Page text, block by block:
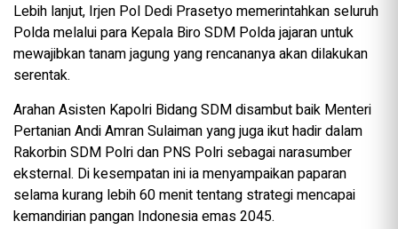
Lebih lanjut, Irjen Pol Dedi Prasetyo memerintahkan seluruh
Polda melalui para Kepala Biro SDM Polda jajaran untuk
mewajibkan tanam jagung yang rencananya akan dilakukan
serentak.
Arahan Asisten Kapolri Bidang SDM disambut baik Menteri
Pertanian Andi Amran Sulaiman yang juga ikut hadir dalam
Rakorbin SDM Polri dan PNS Polri sebagai narasumber
eksternal. Di kesempatan ini ia menyampaikan paparan
selama kurang lebih 60 menit tentang strategi mencapai
kemandirian pangan Indonesia emas 2045.